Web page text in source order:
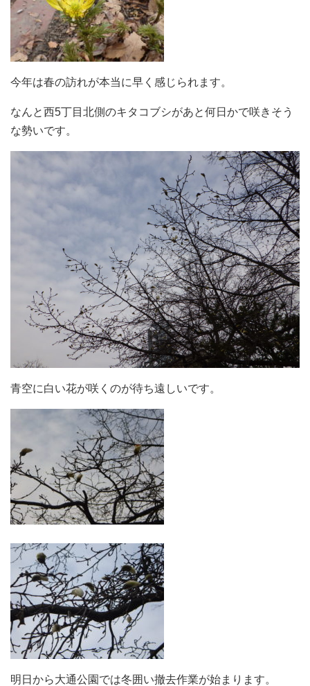
今年は春の訪れが本当に早く感じられます。
なんと西5丁目北側のキタコブシがあと何日かで咲きそう
な勢いです。
青空に白い花が咲くのが待ち遠しいです。
明日から大通公園では冬囲い撤去作業が始まります。